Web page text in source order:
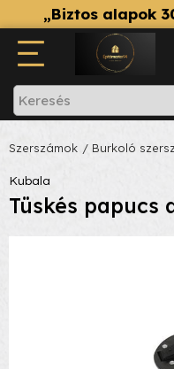
„Biztos alapok
Szerszámok / Burkoló
Kubala
Tüskés papucs